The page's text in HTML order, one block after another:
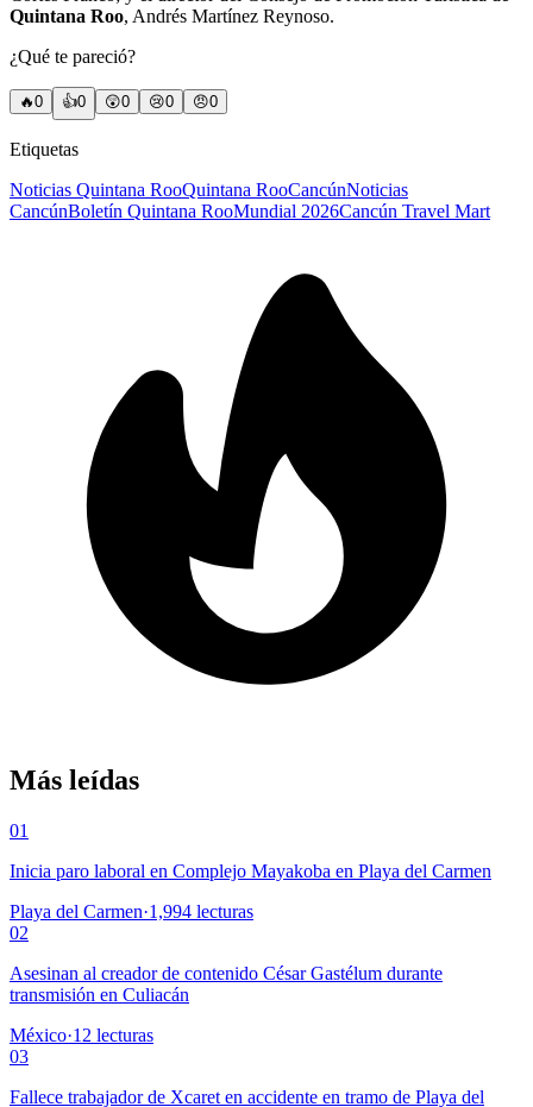
Quintana Roo, Andrés Martínez Reynoso.
¿Qué te pareció?
🔥0 👍0 😲0 😢0 😠0
Etiquetas
Noticias Quintana RooQuintana RooCancúnNoticias
CancúnBoletín Quintana RooMundial 2026Cancún Travel Mart
Más leídas
01
Inicia paro laboral en Complejo Mayakoba en Playa del Carmen
Playa del Carmen·1,994 lecturas
02
Asesinan al creador de contenido César Gastélum durante
transmisión en Culiacán
México·12 lecturas
03
Fallece trabajador de Xcaret en accidente en tramo de Playa del